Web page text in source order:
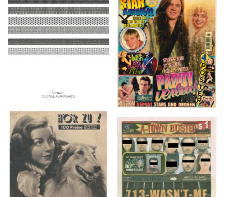
ARCH+ Nr. 226, Herbst
2016
BRAVO – Nr. 8, 13. Febr.
1997
HÖR ZU! – 1949,
NUMMER 10, Woche
vom 27. Februar bis 05.
März
A-TOWN BUSTED –
8/15/16–9/1/16